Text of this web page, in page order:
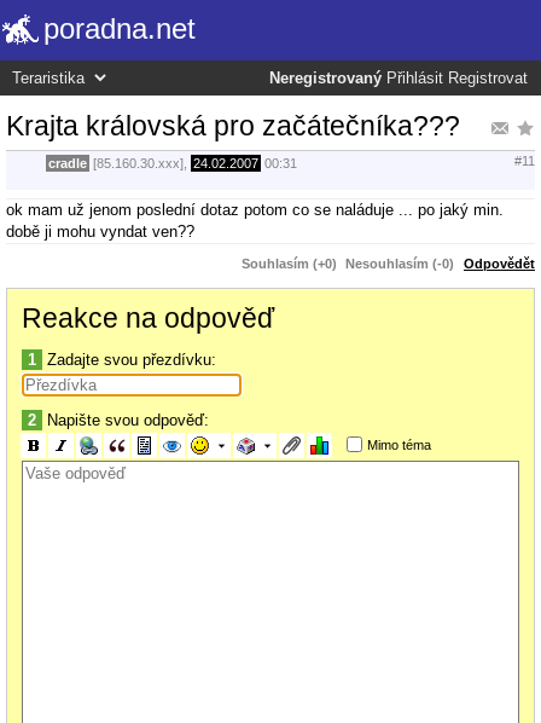
poradna.net
Neregistrovaný Přihlásit Registrovat
Krajta královská pro začátečníka???
cradle [85.160.30.xxx], 24.02.2007 00:31 #11
ok mam už jenom poslední dotaz potom co se naláduje ... po jaký min.
době ji mohu vyndat ven??
Souhlasím (+0) Nesouhlasím (-0) Odpovědět
Reakce na odpověď
1 Zadajte svou přezdívku:
2 Napište svou odpověď:
Mimo téma